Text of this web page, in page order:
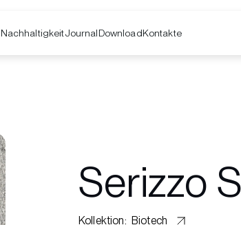
NachhaltigkeitJournalDownloadKontakte
Serizzo
Kollektion: Biotech